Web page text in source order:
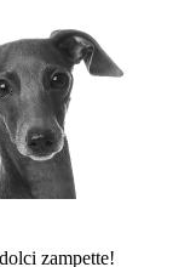
zampette!